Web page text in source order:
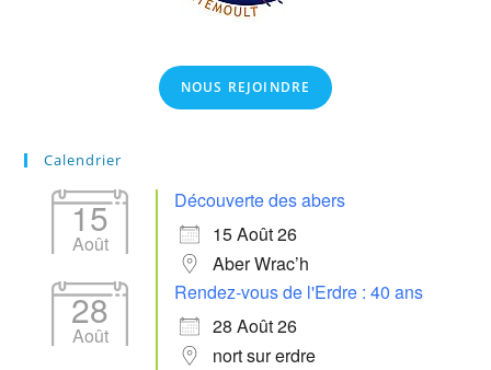
NOUS REJOINDRE
Calendrier
15
Août
Découverte des abers
15 Août 26
Aber Wrac’h
28
Août
Rendez-vous de l'Erdre : 40 ans
28 Août 26
nort sur erdre